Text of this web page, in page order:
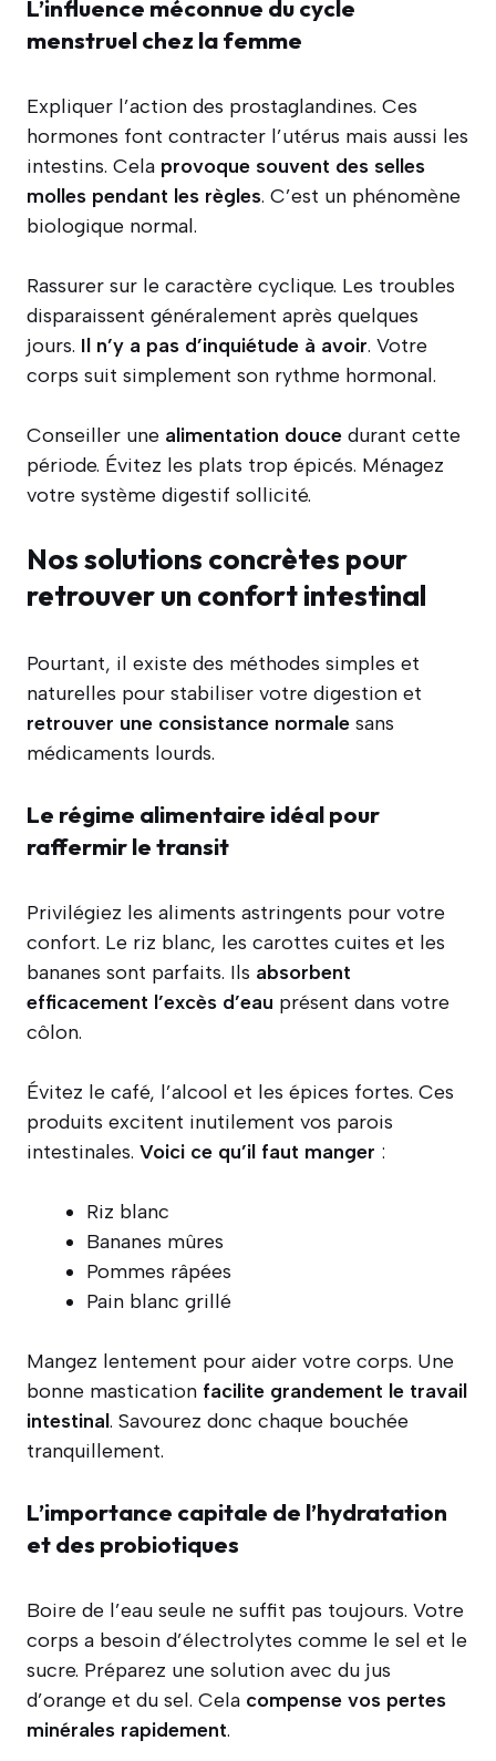
L’influence méconnue du cycle
menstruel chez la femme
Expliquer l’action des prostaglandines. Ces
hormones font contracter l’utérus mais aussi les
intestins. Cela provoque souvent des selles
molles pendant les règles. C’est un phénomène
biologique normal.
Rassurer sur le caractère cyclique. Les troubles
disparaissent généralement après quelques
jours. Il n’y a pas d’inquiétude à avoir. Votre
corps suit simplement son rythme hormonal.
Conseiller une alimentation douce durant cette
période. Évitez les plats trop épicés. Ménagez
votre système digestif sollicité.
Nos solutions concrètes pour
retrouver un confort intestinal
Pourtant, il existe des méthodes simples et
naturelles pour stabiliser votre digestion et
retrouver une consistance normale sans
médicaments lourds.
Le régime alimentaire idéal pour
raffermir le transit
Privilégiez les aliments astringents pour votre
confort. Le riz blanc, les carottes cuites et les
bananes sont parfaits. Ils absorbent
efficacement l’excès d’eau présent dans votre
côlon.
Évitez le café, l’alcool et les épices fortes. Ces
produits excitent inutilement vos parois
intestinales. Voici ce qu’il faut manger :
Riz blanc
Bananes mûres
Pommes râpées
Pain blanc grillé
Mangez lentement pour aider votre corps. Une
bonne mastication facilite grandement le travail
intestinal. Savourez donc chaque bouchée
tranquillement.
L’importance capitale de l’hydratation
et des probiotiques
Boire de l’eau seule ne suffit pas toujours. Votre
corps a besoin d’électrolytes comme le sel et le
sucre. Préparez une solution avec du jus
d’orange et du sel. Cela compense vos pertes
minérales rapidement.